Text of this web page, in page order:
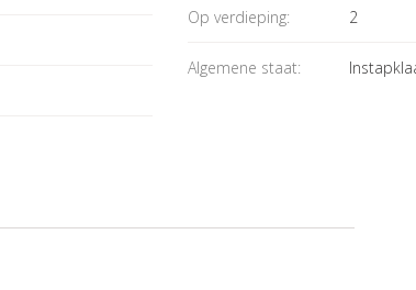
Op verdieping: 2
Algemene staat: